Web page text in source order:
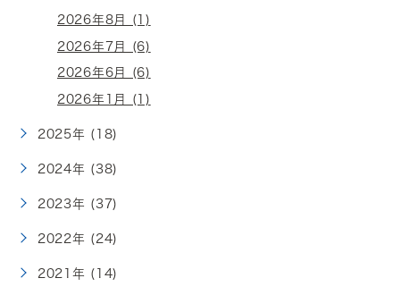
2026年8月 (1)
2026年7月 (6)
2026年6月 (6)
2026年1月 (1)
2025年 (18)
2024年 (38)
2023年 (37)
2022年 (24)
2021年 (14)